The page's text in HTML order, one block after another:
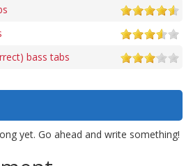
bass tabs
yet. Go ahead and write something!